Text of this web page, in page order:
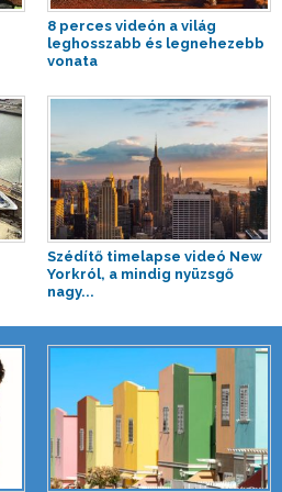
8 perces videón a világ
leghosszabb és legnehezebb
vonata
Szédítő timelapse videó New
Yorkról, a mindig nyüzsgő
nagy...